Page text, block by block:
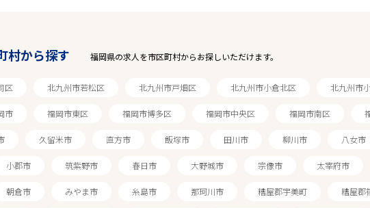
村から探す 福岡県の求人を市区町村からお探しいただけます。
区 北九州市若松区 北九州市戸畑区 北九州市小倉北区 北九州市
市 福岡市東区 福岡市博多区 福岡市中央区 福岡市南区
久留米市 直方市 飯塚市 田川市 柳川市 八女市
小郡市 筑紫野市 春日市 大野城市 宗像市 太宰府市
朝倉市 みやま市 糸島市 那珂川市 糟屋郡宇美町 糟屋郡